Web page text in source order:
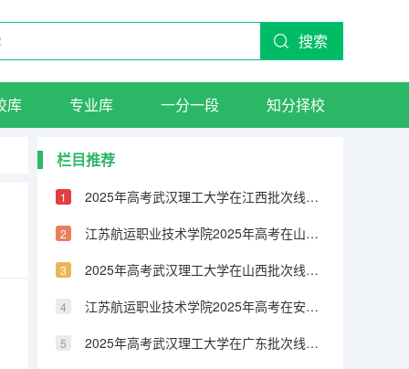
搜索
库 专业库 一分一段 知分择校
栏目推荐
2025年高考武汉理工大学在江西批次线差（2026年参考）
江苏航运职业技术学院2025年高考在山东艺术类投档分数线
2025年高考武汉理工大学在山西批次线差（2026年参考）
江苏航运职业技术学院2025年高考在安徽艺术类投档分数线
2025年高考武汉理工大学在广东批次线差（2026年参考）